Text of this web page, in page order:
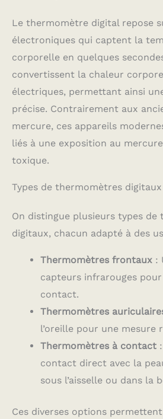
Le thermomètre digital repose
électroniques qui captent la
corporelle en quelques
convertissent la chaleur
électriques, permettant ainsi
précise. Contrairement aux
mercure, ces appareils
liés à une exposition au
toxique.
Types de thermomètres digitaux
On distingue plusieurs types de
digitaux, chacun adapté à des
Thermomètres frontaux :
capteurs infrarouges
contact.
Thermomètres
l’oreille pour une mesure
Thermomètres à contact
contact direct avec la
sous l’aisselle ou dans la
Ces diverses options